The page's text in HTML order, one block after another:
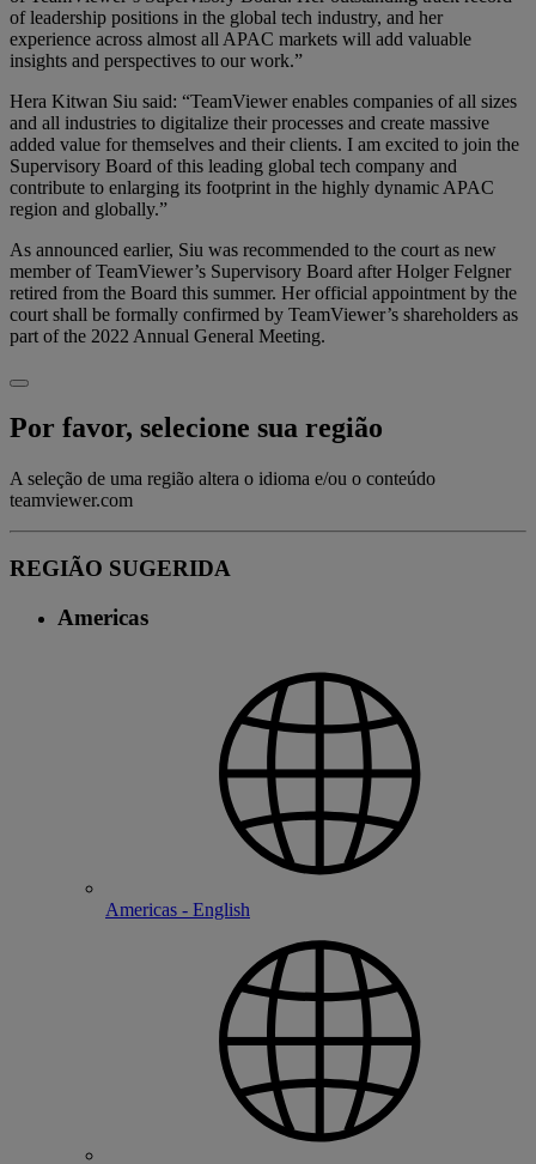
of leadership positions in the global tech industry, and her
experience across almost all APAC markets will add valuable
insights and perspectives to our work.”
Hera Kitwan Siu said: “TeamViewer enables companies of all sizes
and all industries to digitalize their processes and create massive
added value for themselves and their clients. I am excited to join the
Supervisory Board of this leading global tech company and
contribute to enlarging its footprint in the highly dynamic APAC
region and globally.”
As announced earlier, Siu was recommended to the court as new
member of TeamViewer’s Supervisory Board after Holger Felgner
retired from the Board this summer. Her official appointment by the
court shall be formally confirmed by TeamViewer’s shareholders as
part of the 2022 Annual General Meeting.
Por favor, selecione sua região
A seleção de uma região altera o idioma e/ou o conteúdo
teamviewer.com
REGIÃO SUGERIDA
Americas
Americas - English